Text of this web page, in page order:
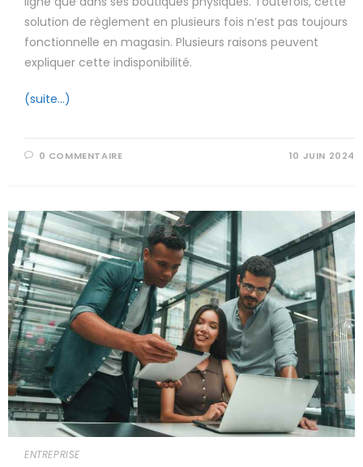
solution de règlement en plusieurs fois n’est pas toujours
fonctionnelle en magasin. Plusieurs raisons peuvent
expliquer cette indisponibilité.
(suite…)
0 COMMENTAIRE 10 JUIN 2024
ENTREPRISE